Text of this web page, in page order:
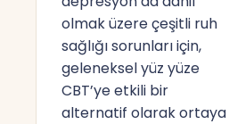
olmak üzere çeşitli ruh
sağlığı sorunları için,
geleneksel yüz yüze
CBT’ye etkili bir
alternatif olarak ortaya